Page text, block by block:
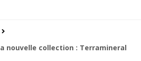
nouvelle collection : Terramineral